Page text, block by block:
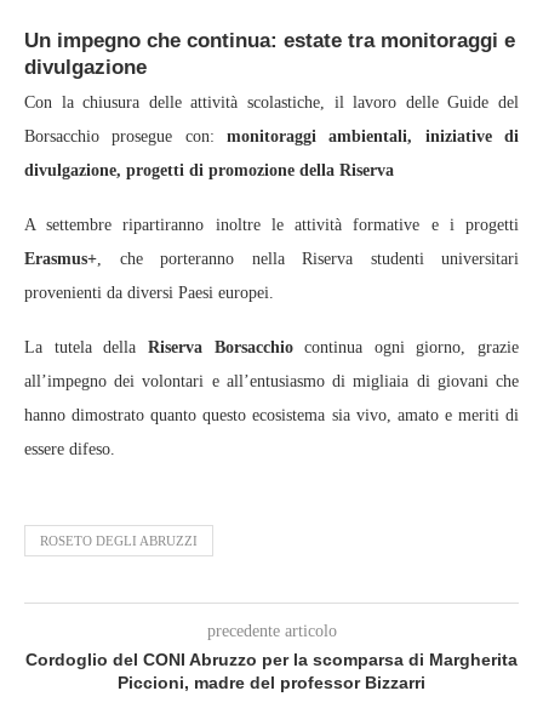
Un impegno che continua: estate tra monitoraggi e
divulgazione
Con la chiusura delle attività scolastiche, il lavoro delle Guide del
Borsacchio prosegue con: monitoraggi ambientali, iniziative di
divulgazione, progetti di promozione della Riserva
A settembre ripartiranno inoltre le attività formative e i progetti
Erasmus+, che porteranno nella Riserva studenti universitari
provenienti da diversi Paesi europei.
La tutela della Riserva Borsacchiocontinua ogni giorno, grazie
all’impegno dei volontari e all’entusiasmo di migliaia di giovani che
hanno dimostrato quanto questo ecosistema sia vivo, amato e meriti di
essere difeso.
ROSETO DEGLI ABRUZZI
precedente articolo
Cordoglio del CONI Abruzzo per la scomparsa di Margherita
Piccioni, madre del professor Bizzarri